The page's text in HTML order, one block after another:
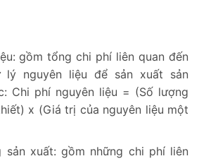
gồm tổng chi phí liên quan đến
nguyên liệu để sản xuất sản
Chi phí nguyên liệu = (Số lượng
x (Giá trị của nguyên liệu một
sản xuất: gồm những chi phí liên